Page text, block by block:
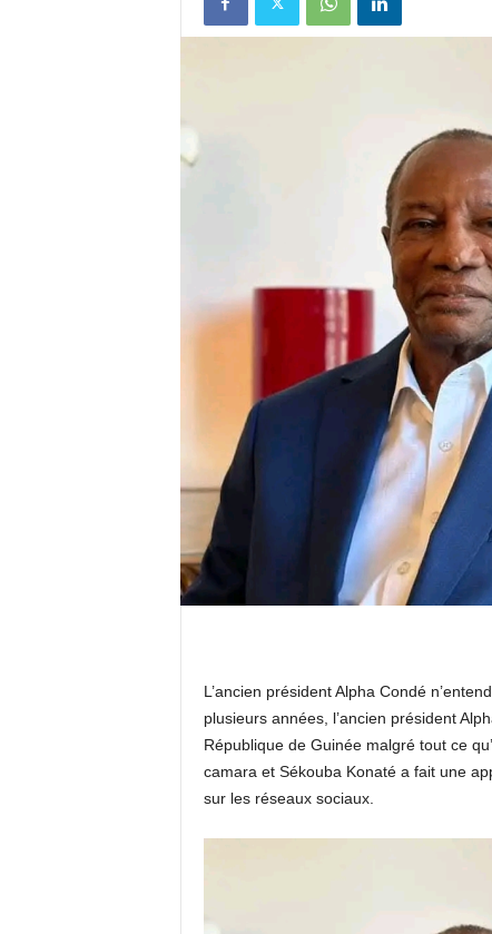
e
t
i
n
L’ancien président Alpha Condé
plusieurs années, l’ancien président
République de Guinée malgré tout ce
camara et Sékouba Konaté a fait une
sur les réseaux sociaux.